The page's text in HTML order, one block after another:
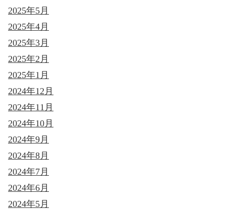
2025年5月
2025年4月
2025年3月
2025年2月
2025年1月
2024年12月
2024年11月
2024年10月
2024年9月
2024年8月
2024年7月
2024年6月
2024年5月